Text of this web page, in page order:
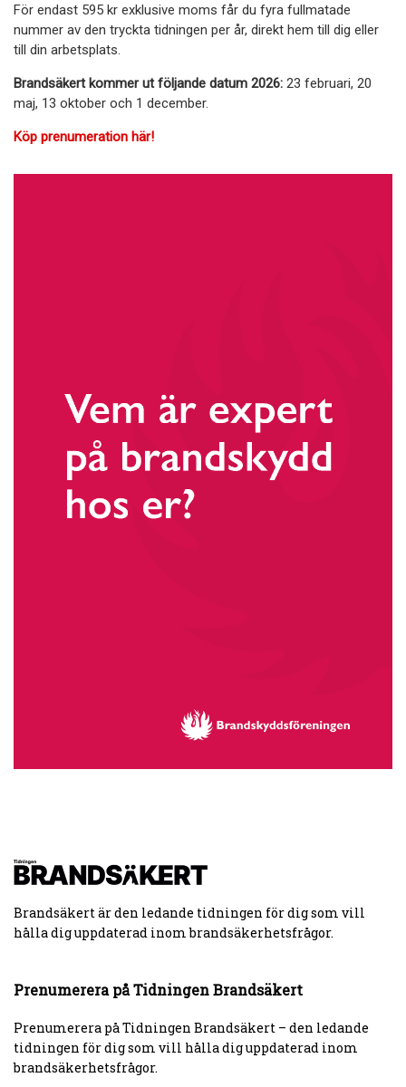
För endast 595 kr exklusive moms får du fyra fullmatade
nummer av den tryckta tidningen per år, direkt hem till dig eller
till din arbetsplats.
Brandsäkert kommer ut följande datum 2026: 23 februari, 20
maj, 13 oktober och 1 december.
Köp prenumeration här!
Brandsäkert är den ledande tidningen för dig som vill
hålla dig uppdaterad inom brandsäkerhetsfrågor.
Prenumerera på Tidningen Brandsäkert
Prenumerera på Tidningen Brandsäkert – den ledande
tidningen för dig som vill hålla dig uppdaterad inom
brandsäkerhetsfrågor.